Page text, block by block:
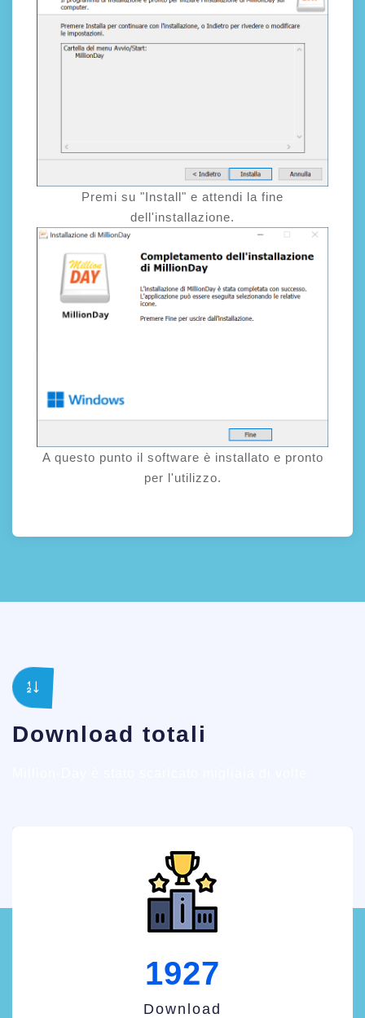
Premi su "Install" e attendi la fine
dell'installazione.
A questo punto il software è installato e pronto
per l'utilizzo.
Download totali
2196
Download